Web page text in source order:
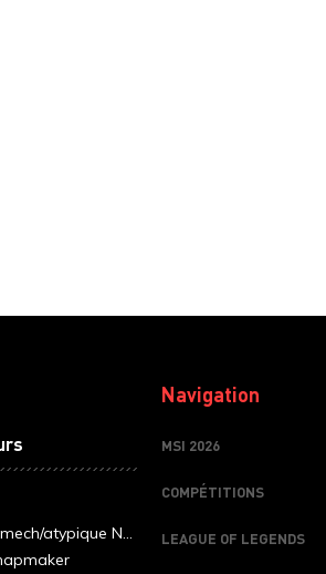
atypique N...
Navigation
MSI 2026
COMPÉTITIONS
LEAGUE OF LEGENDS